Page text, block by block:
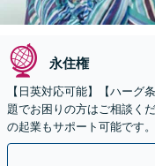
永住権
【日英対応可能】【ハーグ
題でお困りの方はご相談く
の起業もサポート可能です
交渉もいたします。合理的